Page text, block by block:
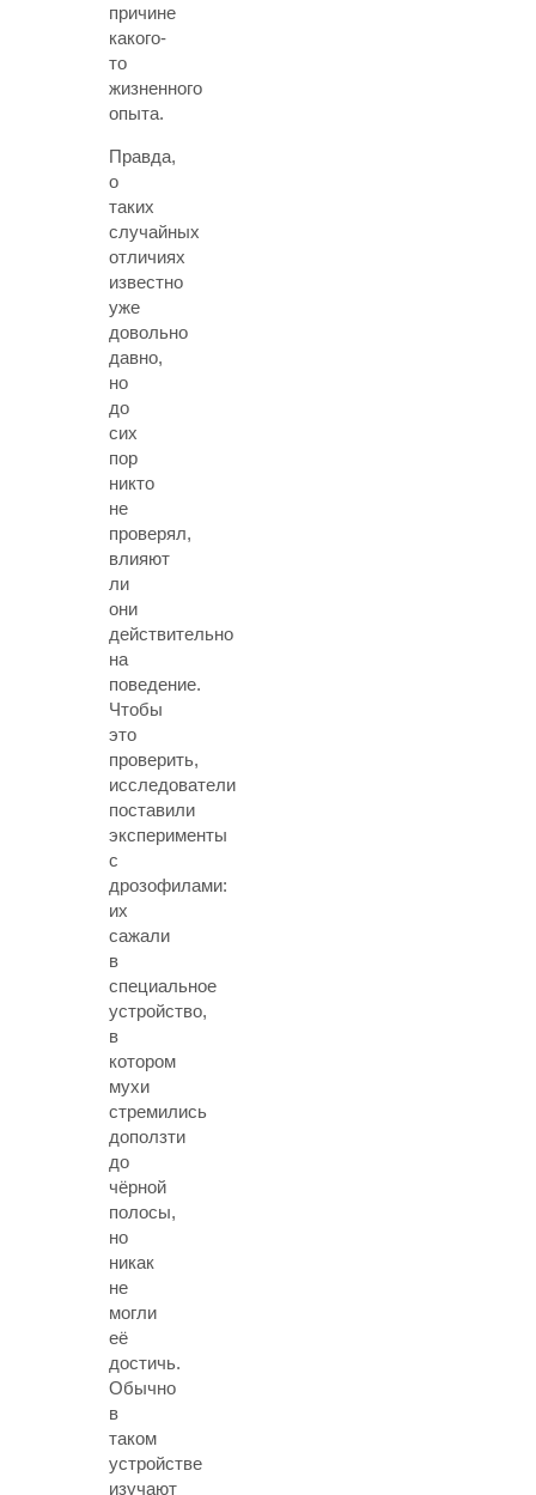
причине
какого-
то
жизненного
опыта.
Правда,
о
таких
случайных
отличиях
известно
уже
довольно
давно,
но
до
сих
пор
никто
не
проверял,
влияют
ли
они
действительно
на
поведение.
Чтобы
это
проверить,
исследователи
поставили
эксперименты
с
дрозофилами:
их
сажали
в
специальное
устройство,
в
котором
мухи
стремились
доползти
до
чёрной
полосы,
но
никак
не
могли
её
достичь.
Обычно
в
таком
устройстве
изучают